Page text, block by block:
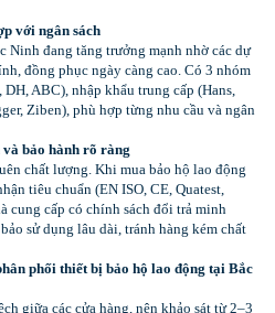
với ngân sách
Ninh đang tăng trưởng mạnh nhờ các dự
đồng phục ngày càng cao. Có 3 nhóm
ABC), nhập khẩu trung cấp (Hans,
Ziben), phù hợp từng nhu cầu và ngân
bảo hành rõ ràng
chất lượng. Khi mua bảo hộ lao động
tiêu chuẩn (EN ISO, CE, Quatest,
cung cấp có chính sách đổi trả minh
sử dụng lâu dài, tránh hàng kém chất
phối thiết bị bảo hộ lao động tại Bắc
giữa các cửa hàng, nên khảo sát từ 2–3